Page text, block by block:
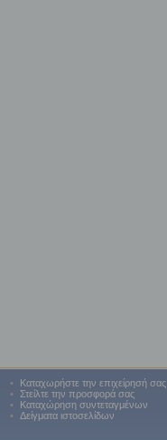
•
Καταχωρήστε την επιχείρησή σας
•
Στείλτε την προσφορά σας
•
Καταχώρηση συντεταγμένων
•
Δείγματα ιστοσελίδων